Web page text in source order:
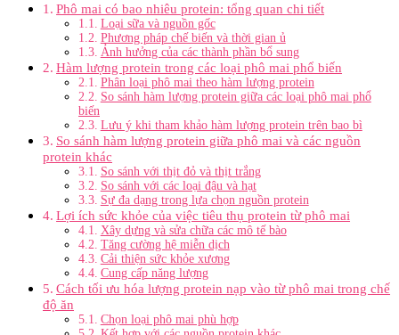
Phô mai có bao nhiêu protein: tổng quan chi tiết
Loại sữa và nguồn gốc
Phương pháp chế biến và thời gian ủ
Ảnh hưởng của các thành phần bổ sung
Hàm lượng protein trong các loại phô mai phổ biến
Phân loại phô mai theo hàm lượng protein
So sánh hàm lượng protein giữa các loại phô mai phổ
biến
Lưu ý khi tham khảo hàm lượng protein trên bao bì
So sánh hàm lượng protein giữa phô mai và các nguồn
protein khác
So sánh với thịt đỏ và thịt trắng
So sánh với các loại đậu và hạt
Sự đa dạng trong lựa chọn nguồn protein
Lợi ích sức khỏe của việc tiêu thụ protein từ phô mai
Xây dựng và sửa chữa các mô tế bào
Tăng cường hệ miễn dịch
Cải thiện sức khỏe xương
Cung cấp năng lượng
Cách tối ưu hóa lượng protein nạp vào từ phô mai trong chế
độ ăn
Chọn loại phô mai phù hợp